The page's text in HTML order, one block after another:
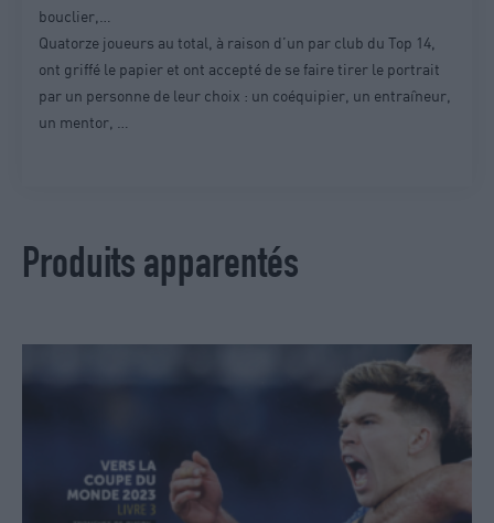
bouclier,…
Quatorze joueurs au total, à raison d’un par club du Top 14,
ont griffé le papier et ont accepté de se faire tirer le portrait
par un personne de leur choix : un coéquipier, un entraîneur,
un mentor, …
Produits apparentés